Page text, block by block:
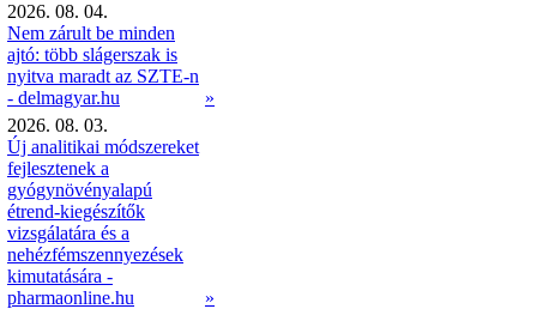
2026. 08. 04.
Nem zárult be minden
ajtó: több slágerszak is
nyitva maradt az SZTE-n
- delmagyar.hu
»
2026. 08. 03.
Új analitikai módszereket
fejlesztenek a
gyógynövényalapú
étrend-kiegészítők
vizsgálatára és a
nehézfémszennyezések
kimutatására -
pharmaonline.hu
»